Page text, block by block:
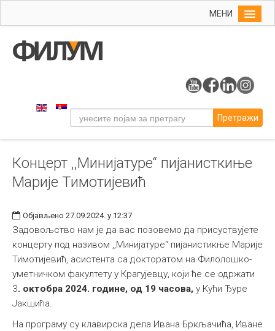
МЕНИ
Упис
Уметност
Музичка уметност
Примењена и ликовна уметност
Издаваштво
Библиотека
Међународна
Претражи
Концерт ,,Минијатуре“ пијанисткиње
Марије Тимотијевић
Објављено 27.09.2024. у 12:37
Задовољство нам је да вас позовемо да присуствујете
концерту под називом ,,Минијатуре“ пијанистикње Марије
Тимотијевић, асистента са докторатом на Филолошко-
уметничком факултету у Крагујевцу, који ће се одржати
3. октобра 2024. године, од 19 часова, у Кући Ђуре
Јакшића.
На програму су клавирска дела Ивана Бркљачића, Иване